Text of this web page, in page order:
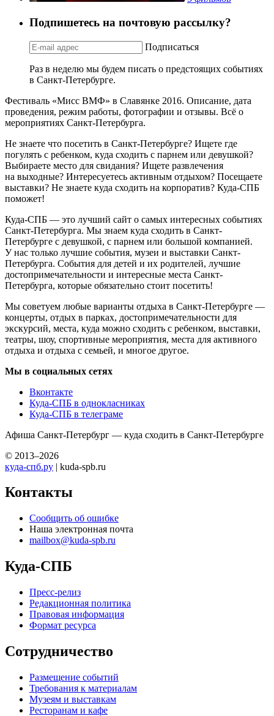
Подпишетесь на почтовую рассылку?
Подписаться
Раз в неделю мы будем писать о предстоящих событиях
в Санкт-Петербурге.
Фестиваль «Мисс ВМФ» в Славянке 2016. Описание, дата
проведения, режим работы, фотографии и отзывы. Всё о
мероприятиях Санкт-Петербурга.
Не знаете что посетить в Санкт-Петербурге? Ищете где
погулять с ребенком, куда сходить с парнем или девушкой?
Выбираете место для свидания? Ищете развлечения
на выходные? Интересуетесь активным отдыхом? Посещаете
выставки? Не знаете куда сходить на корпоратив? Куда-СПБ
поможет!
Куда-СПБ — это лучший сайт о самых интересных событиях
Санкт-Петербурга. Мы знаем куда сходить в Санкт-
Петербурге с девушкой, с парнем или большой компанией.
У нас только лучшие события, музеи и выставки Санкт-
Петербурга. События для детей и их родителей, лучшие
достопримечательности и интересные места Санкт-
Петербурга, которые обязательно стоит посетить!
Мы советуем любые варианты отдыха в Санкт-Петербурге —
концерты, отдых в парках, достопримечательности для
экскурсий, места, куда можно сходить с ребенком, выставки,
театры, шоу, спортивные мероприятия, места для активного
отдыха и отдыха с семьей, и многое другое.
Мы в социальных сетях
Вконтакте
Куда-СПБ в однокласниках
Куда-СПБ в телеграме
Афиша Санкт-Петербург — куда сходить в Санкт-Петербурге
© 2013–2026
куда-спб.ру | kuda-spb.ru
Контакты
Сообщить об ошибке
Наша электронная почта
mailbox@kuda-spb.ru
Куда-СПБ
Пресс-релиз
Редакционная политика
Правовая информация
Формат ресурса
Сотрудничество
Размещение событий
Требования к материалам
Музеям и выставкам
Ресторанам и кафе